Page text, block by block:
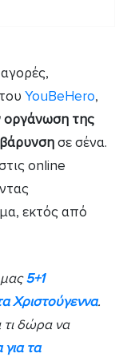
YouBeHero,
οργάνωση της
σε σένα.
online
εκτός από
5+1
Χριστούγεννα.
τι δώρα να
για τα